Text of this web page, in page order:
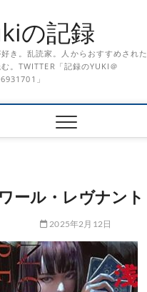
の記録
き。乱読家。人からおすすめされた
。TWITTER「記録のYUKI＠
」
ール・レヴナント
2025年2月12日